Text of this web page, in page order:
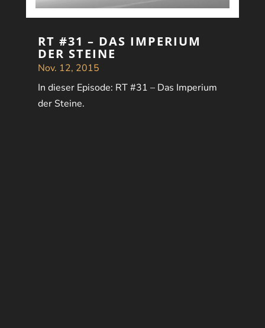
RT #31 – DAS IMPERIUM
DER STEINE
Nov. 12, 2015
In dieser Episode: RT #31 – Das Imperium
der Steine.